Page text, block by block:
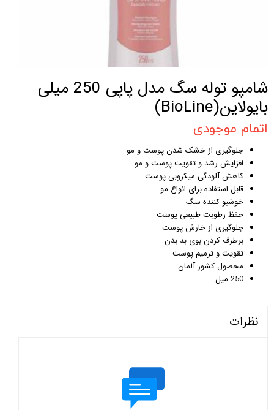
شامپو توله سگ مدل پاپی 250 میلی
بایولاین(BioLine)
اتمام موجودی
جلوگیری از خشک شدن پوست و مو
افزایش رشد و تقویت پوست و مو
کاهش آلودگی میکروبی پوست
قابل استفاده برای انواع مو
خوشبو کننده سگ
حفظ رطوبت طبیعی پوست
جلوگیری از خارش پوست
برطرف کردن بوی بد بدن
تقویت و ترمیم پوست
محصول کشور آلمان
250 میل
نظرات